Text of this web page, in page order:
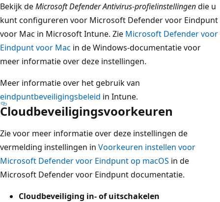
Bekijk deMicrosoft Defender Antivirus-profielinstellingendie u
kunt configureren voor Microsoft Defender voor Eindpunt
voor Mac in Microsoft Intune. Zie Microsoft Defender voor
Eindpunt voor Mac in de Windows-documentatie voor
meer informatie over deze instellingen.
Meer informatie over het gebruik van
eindpuntbeveiligingsbeleid in Intune.
Cloudbeveiligingsvoorkeuren
Zie voor meer informatie over deze instellingen de
vermelding instellingen in Voorkeuren instellen voor
Microsoft Defender voor Eindpunt op macOS in de
Microsoft Defender voor Eindpunt documentatie.
Cloudbeveiliging in- of uitschakelen